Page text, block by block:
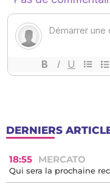
DERNIERS
18:55 MERCATO
Qui sera la prochaine